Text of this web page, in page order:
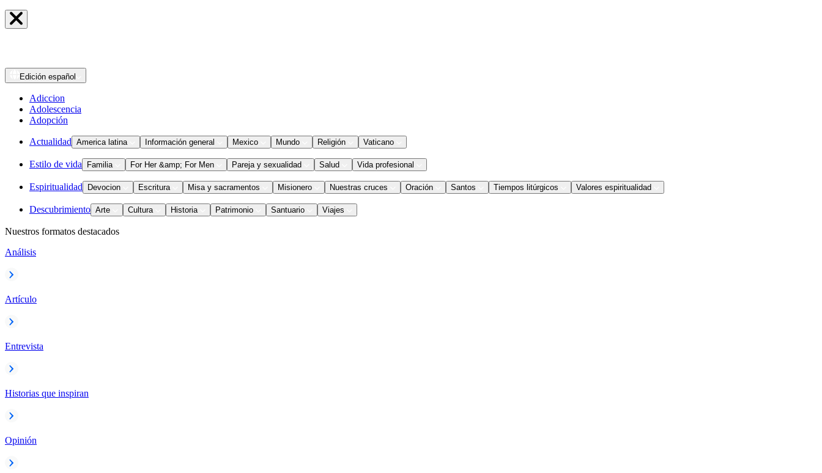
Edición español
Adiccion
Adolescencia
Adopción
Actualidad America latina Información general Mexico Mundo Religión Vaticano
Estilo de vida Familia For Her &amp; For Men Pareja y sexualidad Salud Vida profesional
Espiritualidad Devocion Escritura Misa y sacramentos Misionero Nuestras cruces Oración Santos Tiempos litúrgicos Valores espiritualidad
Descubrimiento Arte Cultura Historia Patrimonio Santuario Viajes
Nuestros formatos destacados
Análisis
Artículo
Entrevista
Historias que inspiran
Opinión